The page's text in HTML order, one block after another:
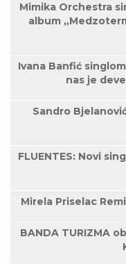
Mimika Orchestra
album
Ivana Banfić
nas je
Sandro
FLUENTES: Novi
Mirela Priselac
BANDA TURIZMA